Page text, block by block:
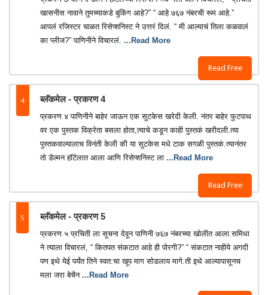
Read Free
खासनीस नावाने तुमच्याकडे बुकिंग आहे?” “ आहे ७६७ नंबरची रूम आहे.”
आपलं रजिस्टर चाळत रिसेप्शनिस्ट ने उत्तरं दिलं. “ मी आल्याचं तिला कळवालं
का प्लीज?” पाणिनीने विचारलं. ...Read More
4 ब्लॅकमेल - प्रकरण 4
Read Free
प्रकरण ४ पाणिनीने बाहेर जाऊन एक सुटकेस खरेदी केली. नंतर बाहेर फुटपाथ
वर एक पुस्तक विक्रेता बसला होता,त्याचे कडून काही पुस्तकं खरीदली.त्या
पुस्तकवाल्यालाच विनंती केली की या सुटकेस मधे टाक सगळी पुस्तकं.त्यानंतर
तो डेल्मन हॉटेलात आला आणि रिसेप्शनिस्ट ला ...Read More
5 ब्लॅकमेल - प्रकरण 5
प्रकरण ५ प्रचिती ला सूचना देवून पाणिनी ७६७ नंबरच्या खोलीत आला.समिधा
ने त्याला विचारलं, “ कितपत संकटात आहे ही पोरगी?” “ संकटात नाहीये अगदी
पण इथे येई पर्यंत तिने स्वत:चा खूप माग सोडलाय मागे.ती इथे आल्यापासूनच
मला जरा बेचैन ...Read More